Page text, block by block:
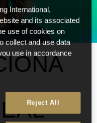
International,
and its associated
use of cookies on
collect and use data
use in accordance
Reject All